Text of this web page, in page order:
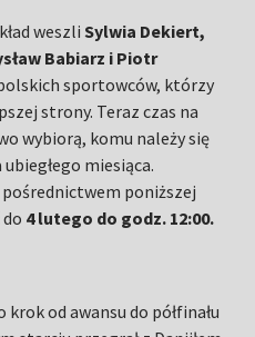
weszli Sylwia Dekiert,
Babiarz i Piotr
sportowców, którzy
strony. Teraz czas na
wybiorą, komu należy się
miesiąca.
pośrednictwem poniższej
4 lutego do godz. 12:00.
od awansu do półfinału